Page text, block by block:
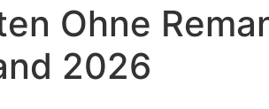
Ohne
2026